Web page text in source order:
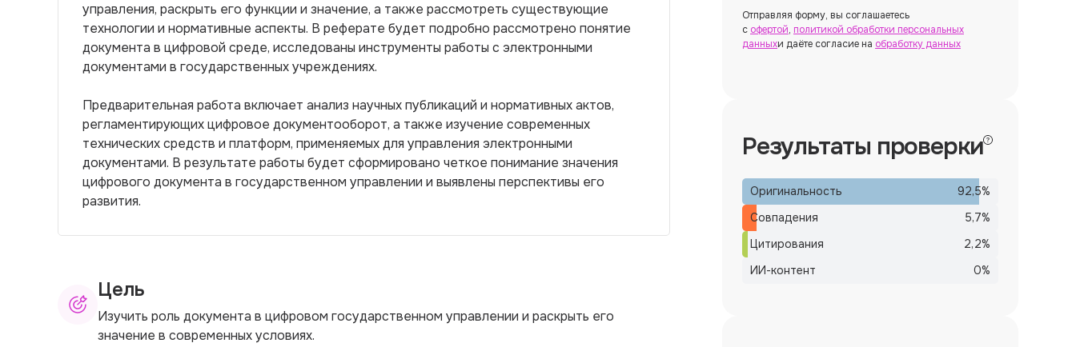
управления, раскрыть его функции и значение, а также рассмотреть существующие
технологии и нормативные аспекты. В реферате будет подробно рассмотрено понятие
документа в цифровой среде, исследованы инструменты работы с электронными
документами в государственных учреждениях.
Предварительная работа включает анализ научных публикаций и нормативных актов,
регламентирующих цифровое документооборот, а также изучение современных
технических средств и платформ, применяемых для управления электронными
документами. В результате работы будет сформировано четкое понимание значения
цифрового документа в государственном управлении и выявлены перспективы его
развития.
Цель
Изучить роль документа в цифровом государственном управлении и раскрыть его
значение в современных условиях.
Отправляя форму, вы соглашаетесь
с офертой, политикой обработки персональных
данныхи даёте согласие на обработку данных
Результаты проверки
Оригинальность 92,5%
Совпадения
5,7%
Цитирования
2,2%
ИИ-контент
0%